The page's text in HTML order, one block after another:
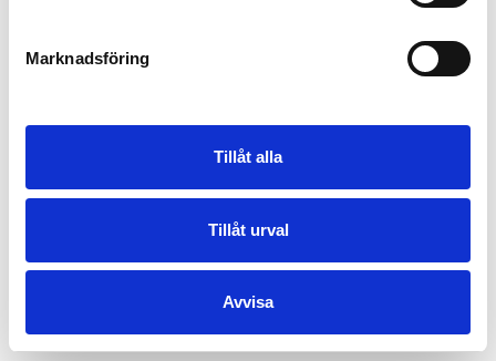
Marknadsföring
Tillåt alla
Tillåt urval
Avvisa